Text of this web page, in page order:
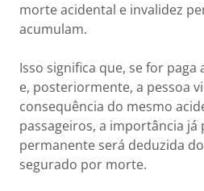
morte acidental e invalidez
acumulam.
Isso significa que, se for paga
e, posteriormente, a pessoa
consequência do mesmo
passageiros, a importância já
permanente será deduzida
segurado por morte.